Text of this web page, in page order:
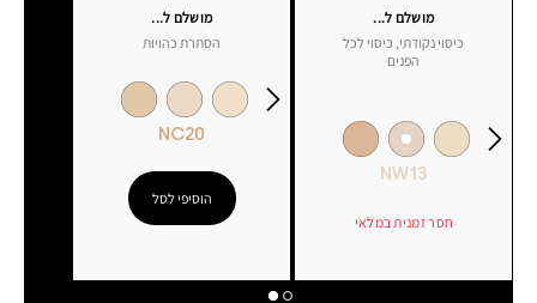
מושלם ל...
הסתרת כהויות
NC20
הוסיפי לסל
מושלם ל...
כיסוי נקודתי, כיסוי לכל
הפנים
NW13
חסר זמנית במלאי